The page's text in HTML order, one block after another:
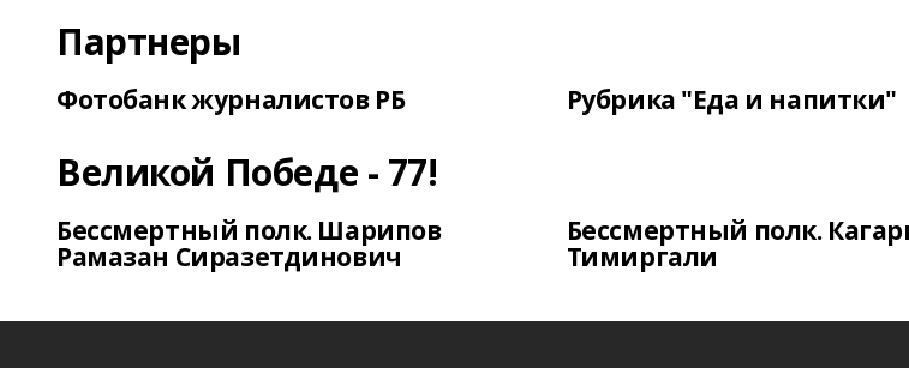
Партнеры
Фотобанк журналистов РБ Рубрика "Еда и напитки"
Великой Победе - 77!
Бессмертный полк. Шарипов
Рамазан Сиразетдинович
Бессмертный полк.
Тимиргали